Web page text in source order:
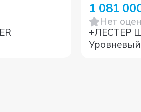
1 081
Нет
+ЛЕСТЕР
Уровневый